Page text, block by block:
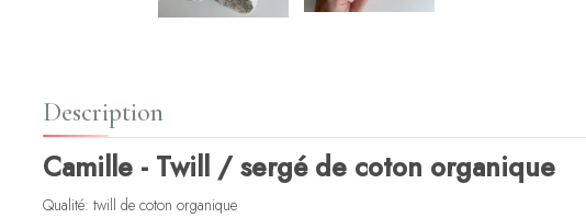
Description
Camille - Twill / sergé de coton organique
Qualité: twill de coton organique